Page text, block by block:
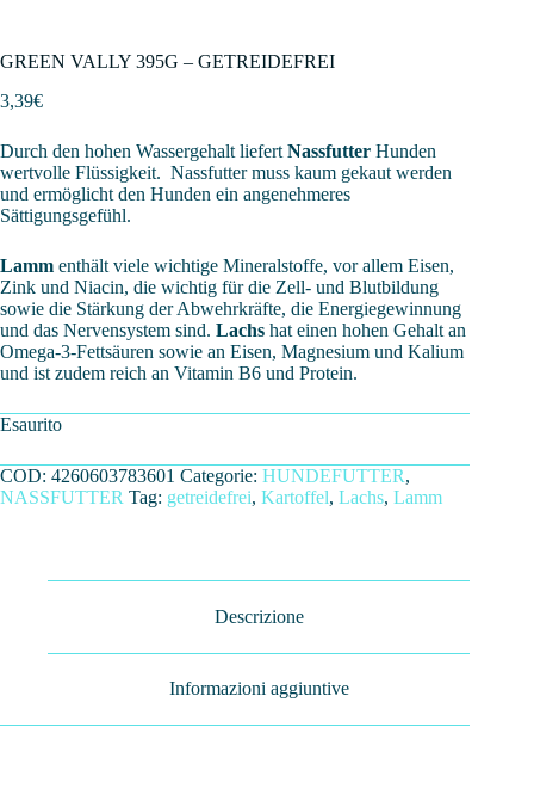
GREEN VALLY 395G – GETREIDEFREI
3,39€
Durch den hohen Wassergehalt liefert Nassfutter Hunden
wertvolle Flüssigkeit. Nassfutter muss kaum gekaut werden
und ermöglicht den Hunden ein angenehmeres
Sättigungsgefühl.
Lamm enthält viele wichtige Mineralstoffe, vor allem Eisen,
Zink und Niacin, die wichtig für die Zell- und Blutbildung
sowie die Stärkung der Abwehrkräfte, die Energiegewinnung
und das Nervensystem sind. Lachs hat einen hohen Gehalt an
Omega-3-Fettsäuren sowie an Eisen, Magnesium und Kalium
und ist zudem reich an Vitamin B6 und Protein.
Esaurito
COD: 4260603783601 Categorie: HUNDEFUTTER,
NASSFUTTER Tag: getreidefrei, Kartoffel, Lachs, Lamm
Descrizione
Informazioni aggiuntive